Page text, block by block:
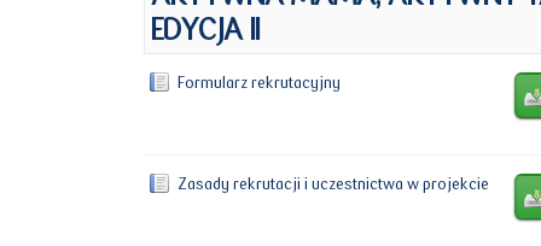
EDYCJA II
Formularz rekrutacyjny
Zasady rekrutacji i uczestnictwa w projekcie